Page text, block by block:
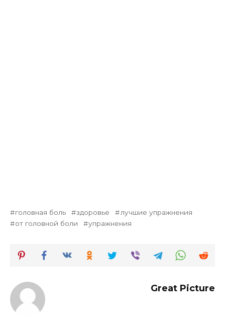
головная боль здоровье
лучшие упражнения
от головной боли
упражнения
Great Picture